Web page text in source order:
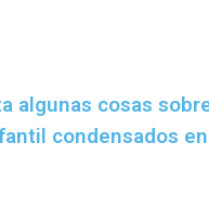
algunas cosas
condensados